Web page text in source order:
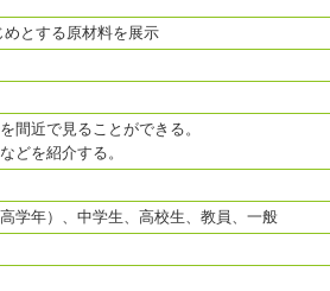
めとする原材料を展示
間近で見ることができる。
どを紹介する。
学年）、中学生、高校生、教員、一般